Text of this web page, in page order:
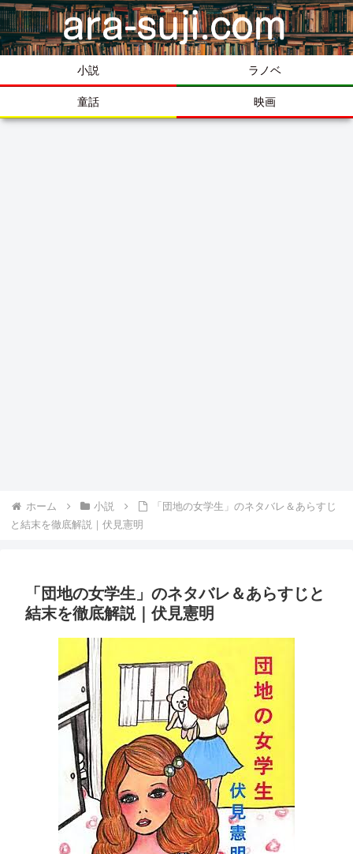
小説 ラノベ
童話 映画
ホーム 小説
「団地の女学生」のネタバレ＆あらすじ
と結末を徹底解説｜伏見憲明
「団地の女学生」のネタバレ＆あらすじと
結末を徹底解説｜伏見憲明